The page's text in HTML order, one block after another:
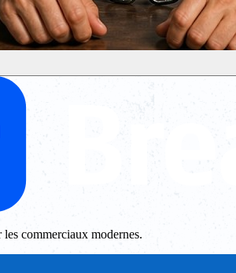
commerciaux modernes.